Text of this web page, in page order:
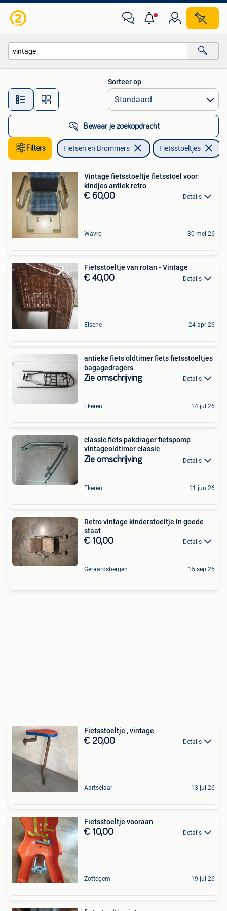
Alle afstanden…
Sorteer op
Bewaar je zoekopdracht
Filters Fietsen en Brommers Fietsstoeltjes
Vintage fietsstoeltje fietsstoel voor
kindjes antiek retro
€ 60,00 Details
Wavre 30 mei 26
Fietsstoeltje van rotan - Vintage
€ 40,00 Details
Elsene 24 apr 26
antieke fiets oldtimer fiets fietsstoeltjes
bagagedragers
Zie omschrijving Details
Ekeren 14 jul 26
classic fiets pakdrager fietspomp
vintageoldtimer classic
Zie omschrijving Details
Ekeren 11 jun 26
Retro vintage kinderstoeltje in goede
staat
€ 10,00 Details
Geraardsbergen 15 sep 25
Fietsstoeltje , vintage
€ 20,00 Details
Aartselaar 13 jul 26
Fietsstoeltje vooraan
€ 10,00 Details
Zottegem 19 jul 26